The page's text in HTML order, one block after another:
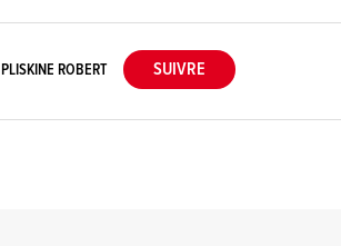
PLISKINE ROBERT